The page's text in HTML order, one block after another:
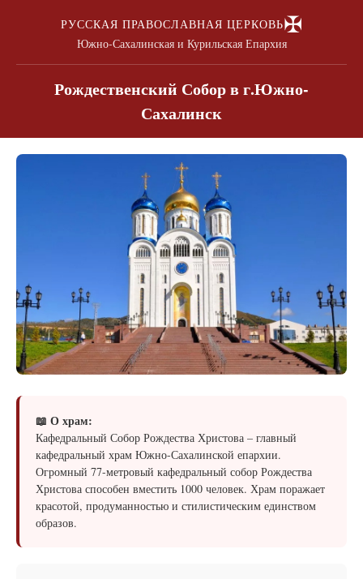
РУССКАЯ ПРАВОСЛАВНАЯ ЦЕРКОВЬ✠
Южно-Сахалинская и Курильская Епархия
Рождественский Собор в г.Южно-
Сахалинск
📖 О храм:
Кафедральный Собор Рождества Христова – главный
кафедральный храм Южно-Сахалинской епархии.
Огромный 77-метровый кафедральный собор Рождества
Христова способен вместить 1000 человек. Храм поражает
красотой, продуманностью и стилистическим единством
образов.